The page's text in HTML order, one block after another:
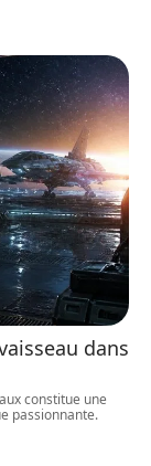
dans
constitue une
passionnante.